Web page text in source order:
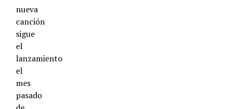
nueva
canción
sigue
el
lanzamiento
el
mes
pasado